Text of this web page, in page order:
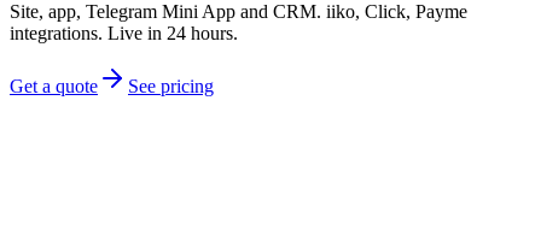
Site, app, Telegram Mini App and CRM. iiko, Click, Payme
integrations. Live in 24 hours.
Get a quote See pricing